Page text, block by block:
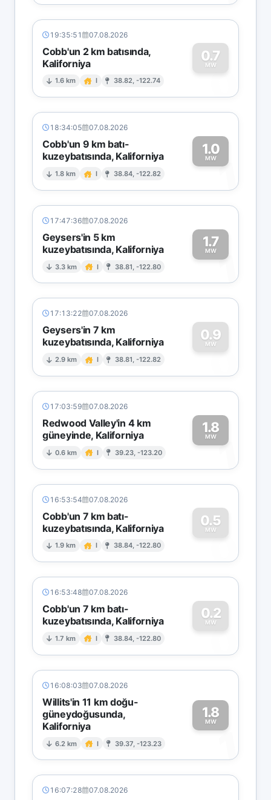
19:35:51 07.08.2026
Cobb'un 2 km batısında,
Kaliforniya
1.6 km I 38.82, -122.74
0.7
MW
0
18:34:05 07.08.2026
Cobb'un 9 km batı-
kuzeybatısında, Kaliforniya
1.8 km I 38.84, -122.82
1.0
MW1
17:47:36 07.08.2026
Geysers'in 5 km
kuzeybatısında, Kaliforniya
3.3 km I 38.81, -122.80
1.7
MW1
17:13:22 07.08.2026
Geysers'in 7 km
kuzeybatısında, Kaliforniya
2.9 km I 38.81, -122.82
0.9
MW
0
17:03:59 07.08.2026
Redwood Valley'in 4 km
güneyinde, Kaliforniya
0.6 km I 39.23, -123.20
1.8
MW1
16:53:54 07.08.2026
Cobb'un 7 km batı-
kuzeybatısında, Kaliforniya
1.9 km I 38.84, -122.80
0.5
MW
0
16:53:48 07.08.2026
Cobb'un 7 km batı-
kuzeybatısında, Kaliforniya
1.7 km I 38.84, -122.80
0.2
MW
0
16:08:03 07.08.2026
Willits'in 11 km doğu-
güneydoğusunda,
Kaliforniya
6.2 km I 39.37, -123.23
1.8
MW
1
16:07:28 07.08.2026